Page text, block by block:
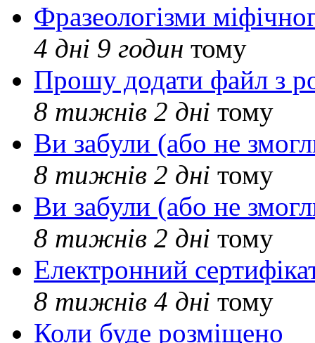
Фразеологізми
4 дні 9 годин тому
Прошу додати файл з
8 тижнів 2 дні тому
Ви забули (або не
8 тижнів 2 дні тому
Ви забули (або не
8 тижнів 2 дні тому
Електронний
8 тижнів 4 дні тому
Коли буде розміщено